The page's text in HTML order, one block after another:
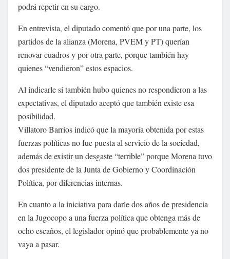
podrá repetir en su cargo.
En entrevista, el diputado comentó que por una parte, los
partidos de la alianza (Morena, PVEM y PT) querían
renovar cuadros y por otra parte, porque también hay
quienes “vendieron” estos espacios.
Al indicarle si también hubo quienes no respondieron a las
expectativas, el diputado aceptó que también existe esa
posibilidad.
Villatoro Barrios indicó que la mayoría obtenida por estas
fuerzas políticas no fue puesta al servicio de la sociedad,
además de existir un desgaste “terrible” porque Morena tuvo
dos presidente de la Junta de Gobierno y Coordinación
Política, por diferencias internas.
En cuanto a la iniciativa para darle dos años de presidencia
en la Jugocopo a una fuerza política que obtenga más de
ocho escaños, el legislador opinó que probablemente ya no
vaya a pasar.